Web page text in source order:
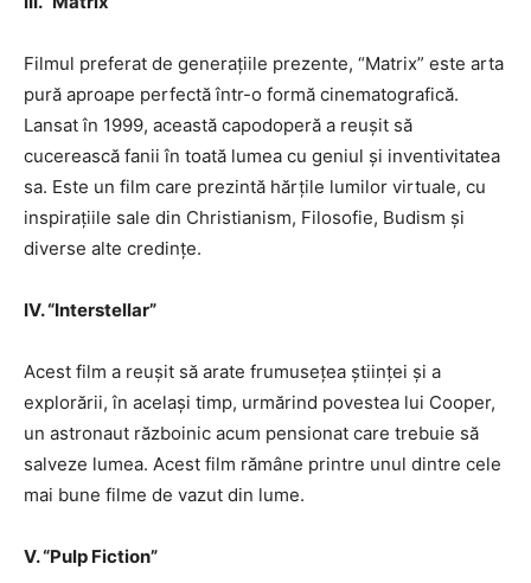
Filmul preferat de generațiile prezente, “Matrix” este arta
pură aproape perfectă într-o formă cinematografică.
Lansat în 1999, această capodoperă a reușit să
cucerească fanii în toată lumea cu geniul și inventivitatea
sa. Este un film care prezintă hărțile lumilor virtuale, cu
inspirațiile sale din Christianism, Filosofie, Budism și
diverse alte credințe.
IV. “Interstellar”
Acest film a reușit să arate frumusețea științei și a
explorării, în același timp, urmărind povestea lui Cooper,
un astronaut războinic acum pensionat care trebuie să
salveze lumea. Acest film rămâne printre unul dintre cele
mai bune filme de vazut din lume.
V. “Pulp Fiction”